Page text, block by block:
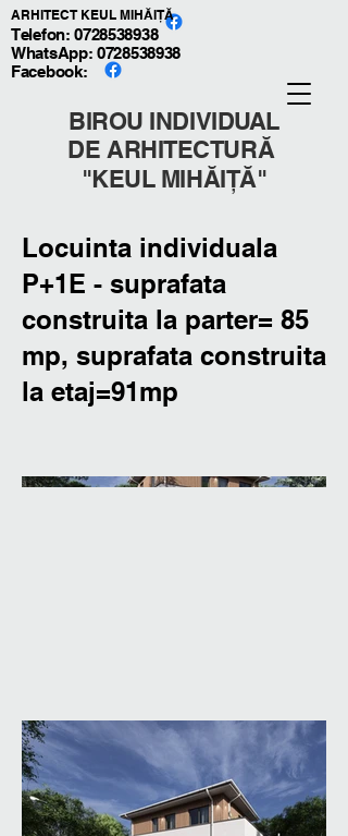
BIROU INDIVIDUAL
DE ARHITECTURĂ
"KEUL MIHĂIȚĂ"
Telefon: 0728538938
WhatsApp: 0728538938
Facebook:
ARHITECT KEUL MIHĂIȚĂ
Locuinta individuala
P+1E - suprafata
construita la parter= 85
mp, suprafata construita
la etaj=91mp